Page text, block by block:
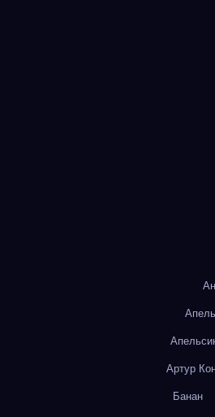
Артур
Банан